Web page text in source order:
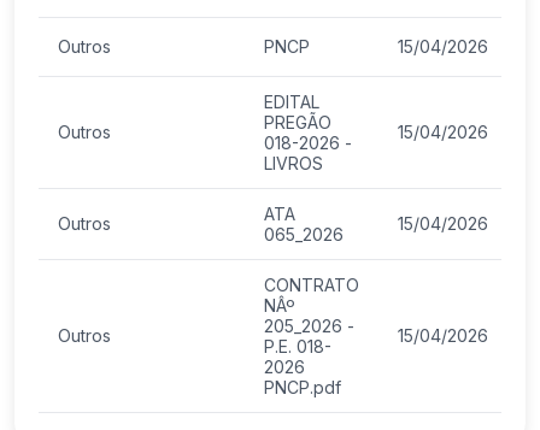
Outros PNCP 15/04/2026
Outros
EDITAL
PREGÃO
018-2026 -
LIVROS
15/04/2026
Outros
ATA
065_2026
15/04/2026
Outros
CONTRATO
NÂº
205_2026 -
P.E. 018-
2026
PNCP.pdf
15/04/2026